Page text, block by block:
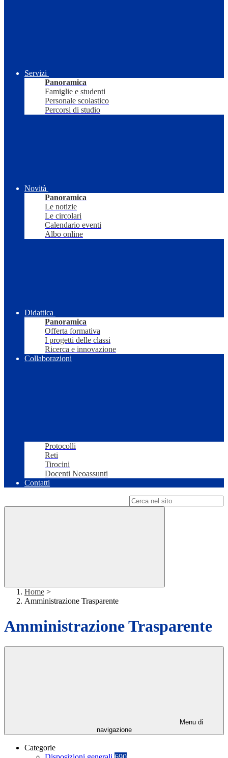
Servizi
Panoramica
Famiglie e studenti
Personale scolastico
Percorsi di studio
Novità
Panoramica
Le notizie
Le circolari
Calendario eventi
Albo online
Didattica
Panoramica
Offerta formativa
I progetti delle classi
Ricerca e innovazione
Collaborazioni
Protocolli
Reti
Tirocini
Docenti Neoassunti
Contatti
Home >
Amministrazione Trasparente
Amministrazione Trasparente
Menu di
navigazione
Categorie